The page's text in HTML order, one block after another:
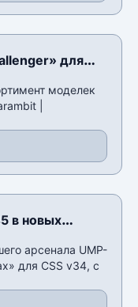
для
моделек
|
в новых
арсенала UMP-
для CSS v34, с